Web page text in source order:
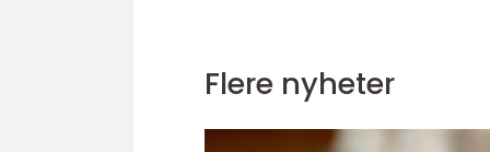
Flere nyheter